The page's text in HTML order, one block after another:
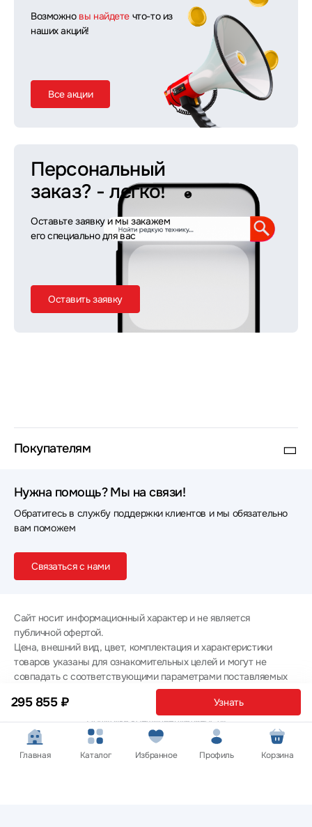
295 855 ₽ Узнать
Возможно вы найдете что-то из
наших акций!
Все акции
Персональный
заказ? - легко!
Оставьте заявку и мы закажем
его специально для вас
Оставить заявку
Покупателям
Нужна помощь? Мы на связи!
Обратитесь в службу поддержки клиентов и мы обязательно
вам поможем
Связаться с нами
Сайт носит информационный характер и не является
публичной офертой.
Цена, внешний вид, цвет, комплектация и характеристики
товаров указаны для ознакомительных целей и могут не
совпадать с соответствующими параметрами поставляемых
товаров - уточняйте информацию у менеджера при
оформлении заказа.
Политика конфиденциальности
© 2012 — 2026 ООО «Эпл Тэк»
Главная Каталог Избранное Профиль Корзина